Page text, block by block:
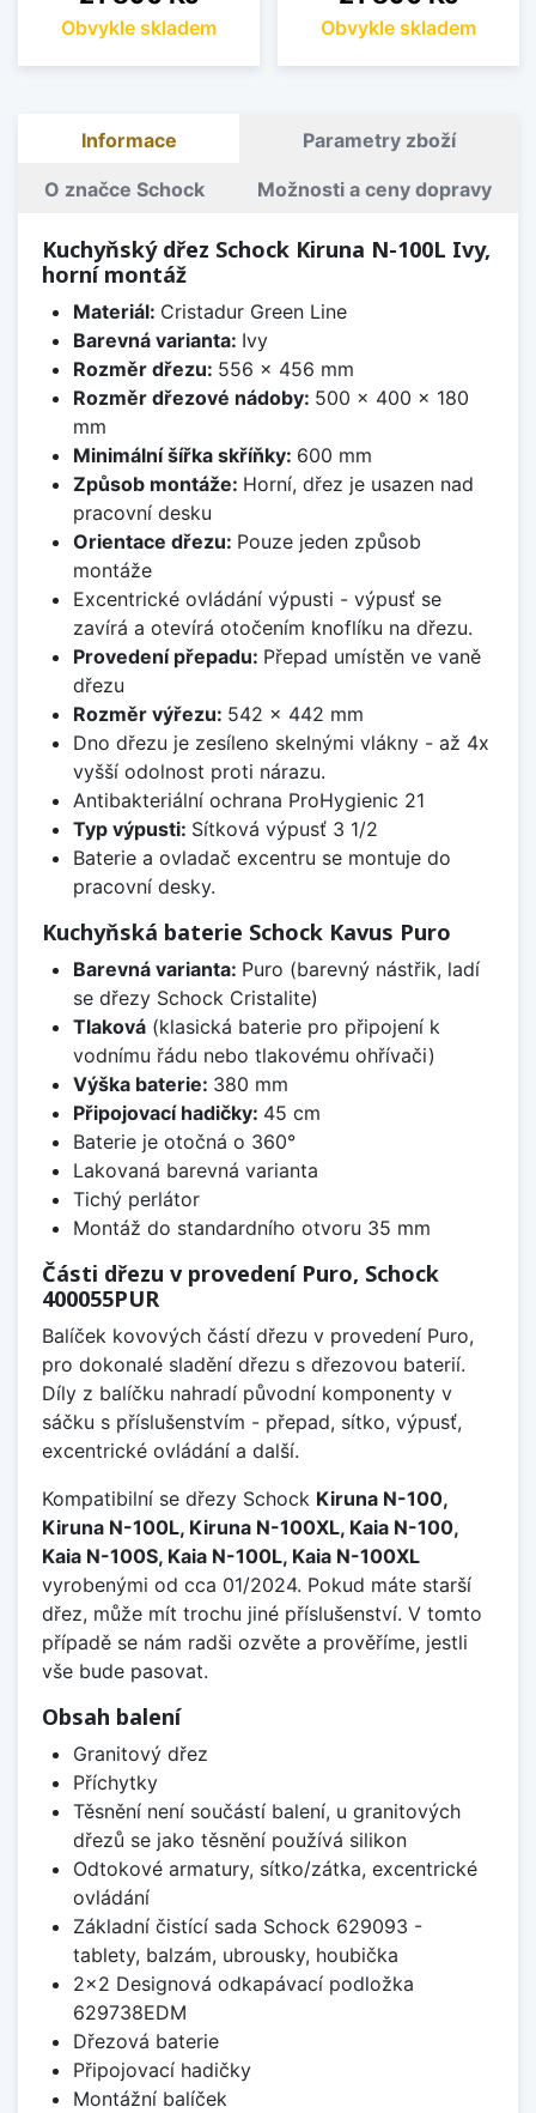
Obvykle skladem Obvykle skladem
Informace Parametry zboží
O značce Schock Možnosti a ceny dopravy
Kuchyňský dřez Schock Kiruna N-100L Ivy,
horní montáž
Materiál: Cristadur Green Line
Barevná varianta: Ivy
Rozměr dřezu: 556 x 456 mm
Rozměr dřezové nádoby: 500 x 400 x 180
mm
Minimální šířka skříňky: 600 mm
Způsob montáže: Horní, dřez je usazen nad
pracovní desku
Orientace dřezu: Pouze jeden způsob
montáže
Excentrické ovládání výpusti - výpusť se
zavírá a otevírá otočením knoflíku na dřezu.
Provedení přepadu: Přepad umístěn ve vaně
dřezu
Rozměr výřezu: 542 x 442 mm
Dno dřezu je zesíleno skelnými vlákny - až 4x
vyšší odolnost proti nárazu.
Antibakteriální ochrana ProHygienic 21
Typ výpusti: Sítková výpusť 3 1/2
Baterie a ovladač excentru se montuje do
pracovní desky.
Kuchyňská baterie Schock Kavus Puro
Barevná varianta: Puro (barevný nástřik, ladí
se dřezy Schock Cristalite)
Tlaková(klasická baterie pro připojení k
vodnímu řádu nebo tlakovému ohřívači)
Výška baterie: 380 mm
Připojovací hadičky: 45 cm
Baterie je otočná o 360°
Lakovaná barevná varianta
Tichý perlátor
Montáž do standardního otvoru 35 mm
Části dřezu v provedení Puro, Schock
400055PUR
Balíček kovových částí dřezu v provedení Puro,
pro dokonalé sladění dřezu s dřezovou baterií.
Díly z balíčku nahradí původní komponenty v
sáčku s příslušenstvím - přepad, sítko, výpusť,
excentrické ovládání a další.
Kompatibilní se dřezy Schock Kiruna N-100,
Kiruna N-100L, Kiruna N-100XL, Kaia N-100,
Kaia N-100S, Kaia N-100L, Kaia N-100XL
vyrobenými od cca 01/2024. Pokud máte starší
dřez, může mít trochu jiné příslušenství. V tomto
případě se nám radši ozvěte a prověříme, jestli
vše bude pasovat.
Obsah balení
Granitový dřez
Příchytky
Těsnění není součástí balení, u granitových
dřezů se jako těsnění používá silikon
Odtokové armatury, sítko/zátka, excentrické
ovládání
Základní čistící sada Schock 629093 -
tablety, balzám, ubrousky, houbička
2x2 Designová odkapávací podložka
629738EDM
Dřezová baterie
Připojovací hadičky
Montážní balíček